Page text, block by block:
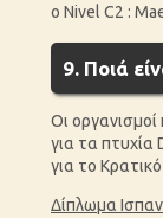
o Nivel C2 :
9. Ποιά
Οι
για τα πτυχία
για το
Δίπλωμα